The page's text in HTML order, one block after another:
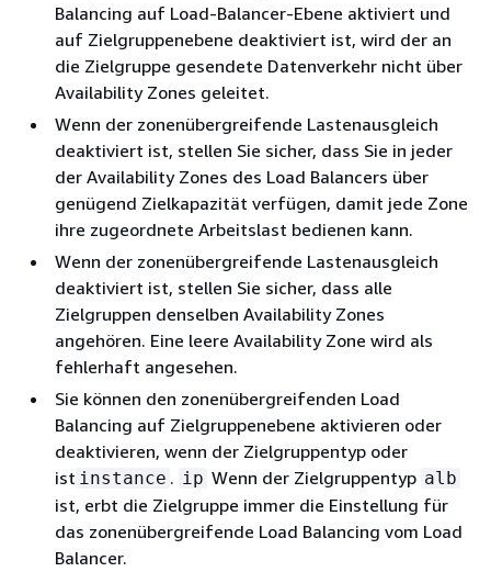
Balancing auf Load-Balancer-Ebene aktiviert und
auf Zielgruppenebene deaktiviert ist, wird der an
die Zielgruppe gesendete Datenverkehr nicht über
Availability Zones geleitet.
Wenn der zonenübergreifende Lastenausgleich
deaktiviert ist, stellen Sie sicher, dass Sie in jeder
der Availability Zones des Load Balancers über
genügend Zielkapazität verfügen, damit jede Zone
ihre zugeordnete Arbeitslast bedienen kann.
Wenn der zonenübergreifende Lastenausgleich
deaktiviert ist, stellen Sie sicher, dass alle
Zielgruppen denselben Availability Zones
angehören. Eine leere Availability Zone wird als
fehlerhaft angesehen.
Sie können den zonenübergreifenden Load
Balancing auf Zielgruppenebene aktivieren oder
deaktivieren, wenn der Zielgruppentyp oder
ist instance . ip Wenn der Zielgruppentyp alb
ist, erbt die Zielgruppe immer die Einstellung für
das zonenübergreifende Load Balancing vom Load
Balancer.